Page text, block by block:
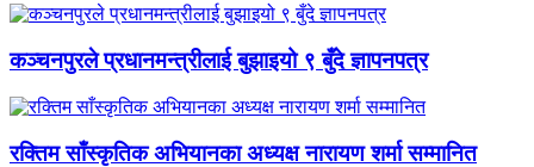
कञ्चनपुरले प्रधानमन्त्रीलाई बुझाइयो ९ बुँदे ज्ञापनपत्र
रक्तिम साँस्कृतिक अभियानका अध्यक्ष नारायण शर्मा सम्मानित